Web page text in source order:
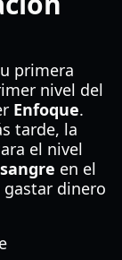
primera
nivel del
Enfoque.
tarde, la
el nivel
en el
dinero